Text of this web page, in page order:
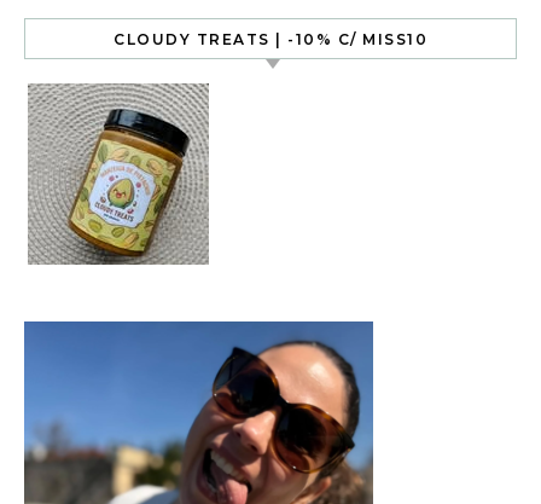
CLOUDY TREATS | -10% C/ MISS10